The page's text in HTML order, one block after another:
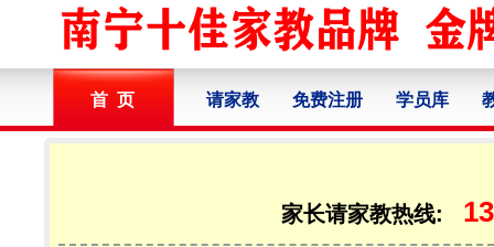
首 页 请家教 免费注册 学员库
家长请家教热线: